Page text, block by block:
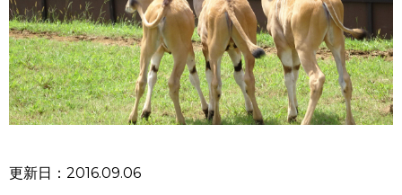
更新日：2016.09.06